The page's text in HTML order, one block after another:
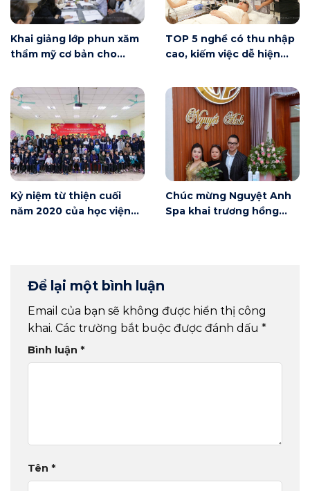
Khai giảng lớp phun xăm
thẩm mỹ cơ bản cho
Nội
TOP 5 nghề có thu nhập
cao, kiếm việc dễ hiện
Kỷ niệm từ thiện cuối
năm 2020 của học viện
Chúc mừng Nguyệt Anh
Spa khai trương hồng
Để lại một bình luận
Email của bạn sẽ không được hiển thị công
khai. Các trường bắt buộc được đánh dấu *
Bình luận *
Tên *